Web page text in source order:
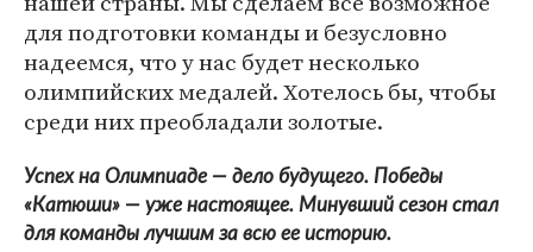
для подготовки команды и безусловно
надеемся, что у нас будет несколько
олимпийских медалей. Хотелось бы, чтобы
среди них преобладали золотые.
Успех на Олимпиаде — дело будущего. Победы
«Катюши» — уже настоящее. Минувший сезон стал
для команды лучшим за всю ее историю.